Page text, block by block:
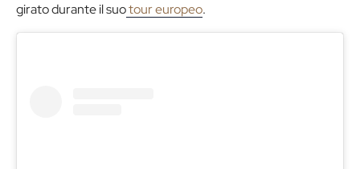
girato durante il suotour europeo.